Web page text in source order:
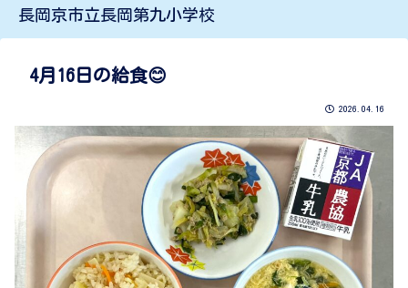
長岡京市立長岡第九小学校
4月16日の給食😊
2026.04.16